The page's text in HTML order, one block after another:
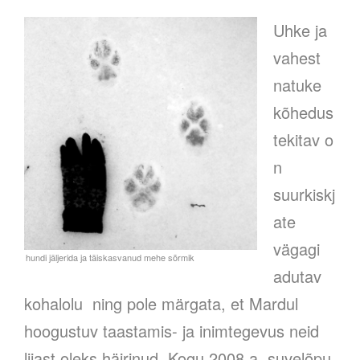
Uhke ja
vahest
natuke
kõhedus
tekitav o
n
suurkiskj
ate
vägagi
adutav
kohalolu ning pole märgata, et Mardul
hoogustuv taastamis- ja inimtegevus neid